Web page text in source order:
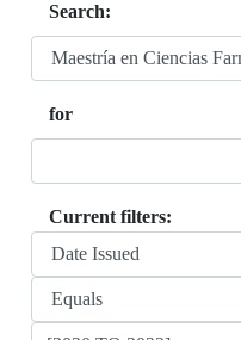
Search:
for
Current filters: